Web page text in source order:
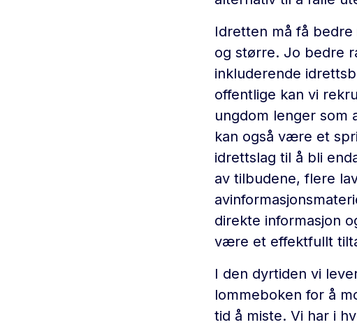
Idretten må få
og større. Jo bedre
inkluderende
offentlige kan vi
ungdom lenger som
kan også være et
idrettslag til å bli
av tilbudene, flere
direkte informasjon
være et effektfullt
I den dyrtiden vi
lommeboken for å
tid å miste. Vi har i